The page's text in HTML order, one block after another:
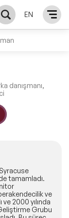
EN
danışmanı,
tamamladı.
ve
2000 yılında
Grubu